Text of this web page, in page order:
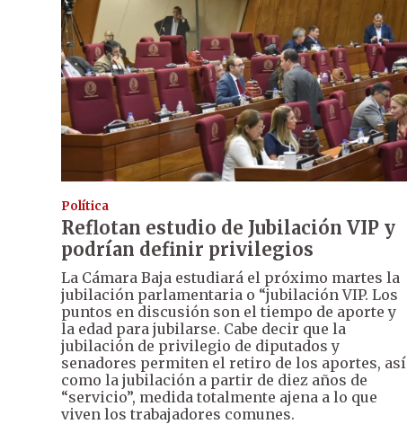
Política
Reflotan estudio de Jubilación VIP y
podrían definir privilegios
La Cámara Baja estudiará el próximo martes la
jubilación parlamentaria o “jubilación VIP. Los
puntos en discusión son el tiempo de aporte y
la edad para jubilarse. Cabe decir que la
jubilación de privilegio de diputados y
senadores permiten el retiro de los aportes, así
como la jubilación a partir de diez años de
“servicio”, medida totalmente ajena a lo que
viven los trabajadores comunes.